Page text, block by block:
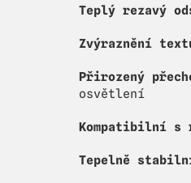
Teplý rezavý
Zvýraznění
Přirozený
osvětlení
Kompatibilní s
Tepelně